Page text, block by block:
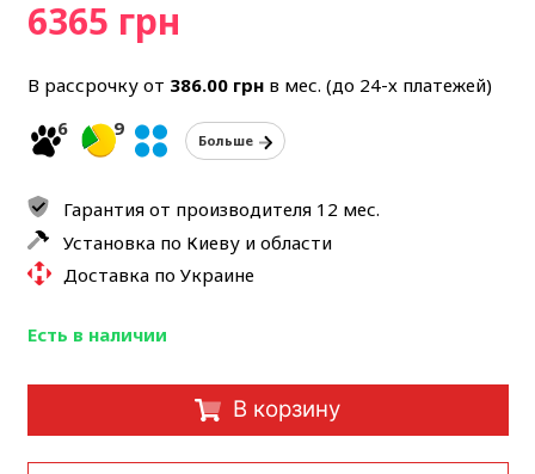
6365 грн
В рассрочку от 386.00грнв мес. (до 24-х платежей)
6
9
Больше
Гарантия от производителя 12 мес.
Установка по Киеву и области
Доставка по Украине
Есть в наличии
В корзину